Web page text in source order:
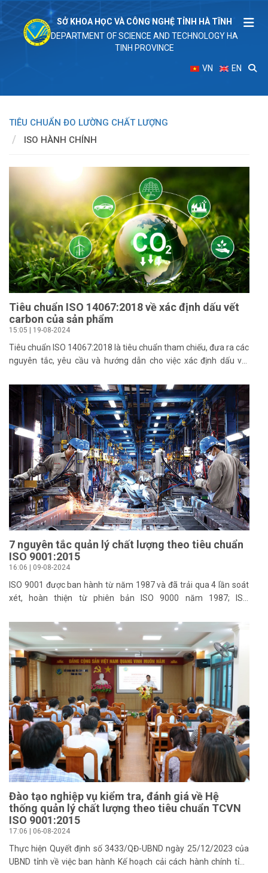
SỞ KHOA HỌC VÀ CÔNG NGHỆ TỈNH HÀ TĨNH
DEPARTMENT OF SCIENCE AND TECHNOLOGY HA
TINH PROVINCE
VN EN
TIÊU CHUẨN ĐO LƯỜNG CHẤT LƯỢNG
ISO HÀNH CHÍNH
Tiêu chuẩn ISO 14067:2018 về xác định dấu vết
carbon của sản phẩm
15:05 | 19-08-2024
Tiêu chuẩn ISO 14067:2018 là tiêu chuẩn tham chiếu, đưa ra các
nguyên tắc, yêu cầu và hướng dẫn cho việc xác định dấu vết
chuẩn môi trường ISO 14000, cho phép doanh nghiệp thể hiện
trách nhiệm với môi trường.
7 nguyên tắc quản lý chất lượng theo tiêu chuẩn
ISO 9001:2015
16:06 | 09-08-2024
ISO 9001 được ban hành từ năm 1987 và đã trải qua 4 lần soát
xét, hoàn thiện từ phiên bản ISO 9000 năm 1987; ISO
phiên bản cập nhật mới nhất hiện nay. Tên đầy đủ của tiêu
chuẩn là ISO 9001:2015 – Hệ thống quản lý chất lượng – Các
yêu cầu.
Đào tạo nghiệp vụ kiểm tra, đánh giá về Hệ
thống quản lý chất lượng theo tiêu chuẩn TCVN
ISO 9001:2015
17:06 | 06-08-2024
Thực hiện Quyết định số 3433/QĐ-UBND ngày 25/12/2023 của
UBND tỉnh về việc ban hành Kế hoạch cải cách hành chính tỉnh